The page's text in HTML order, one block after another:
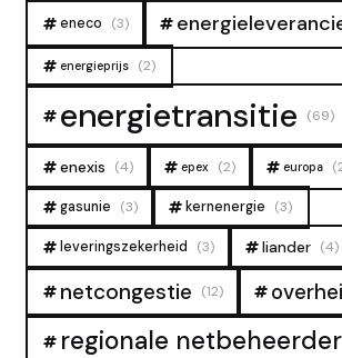
eneco (3)
energieprijs (2)
energietransitie (69)
enexis (4) epex (2) europa
gasunie (3) kernenergie (3)
leveringszekerheid (3) liander (4)
netcongestie (12)
regionale netbeheerder